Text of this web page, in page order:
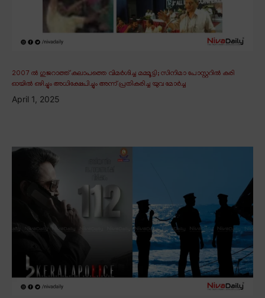
2007 ൽ ഗുജറാത്ത് കലാപത്തെ വിമർശിച്ച മമ്മൂട്ടി; സിനിമാ പോസ്റ്ററിൽ കരി
ഓയിൽ ഒഴിച്ചും അധിക്ഷേപിച്ചും അന്ന് പ്രതികരിച്ച യുവ മോർച്ച
April 1, 2025